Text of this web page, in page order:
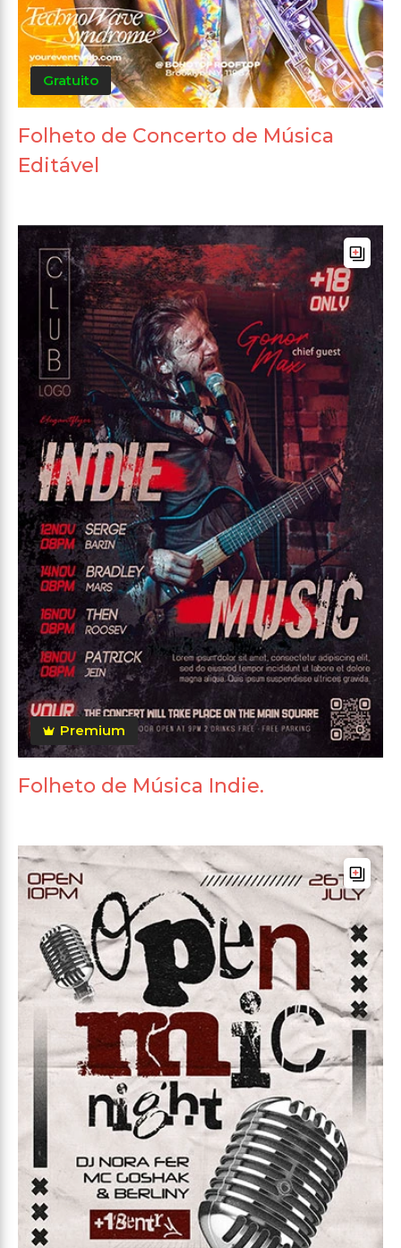
Gratuito
Folheto de Concerto de Música
Editável
Premium
Folheto de Música Indie.